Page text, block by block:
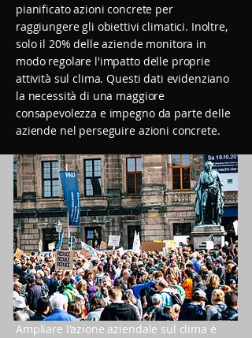
pianificato azioni concrete per
raggiungere gli obiettivi climatici. Inoltre,
solo il 20% delle aziende monitora in
modo regolare l'impatto delle proprie
attività sul clima. Questi dati evidenziano
la necessità di una maggiore
consapevolezza e impegno da parte delle
aziende nel perseguire azioni concrete.
Ampliare l'azione aziendale sul clima è